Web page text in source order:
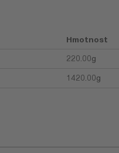
Hmotnost
220.00g
1420.00g